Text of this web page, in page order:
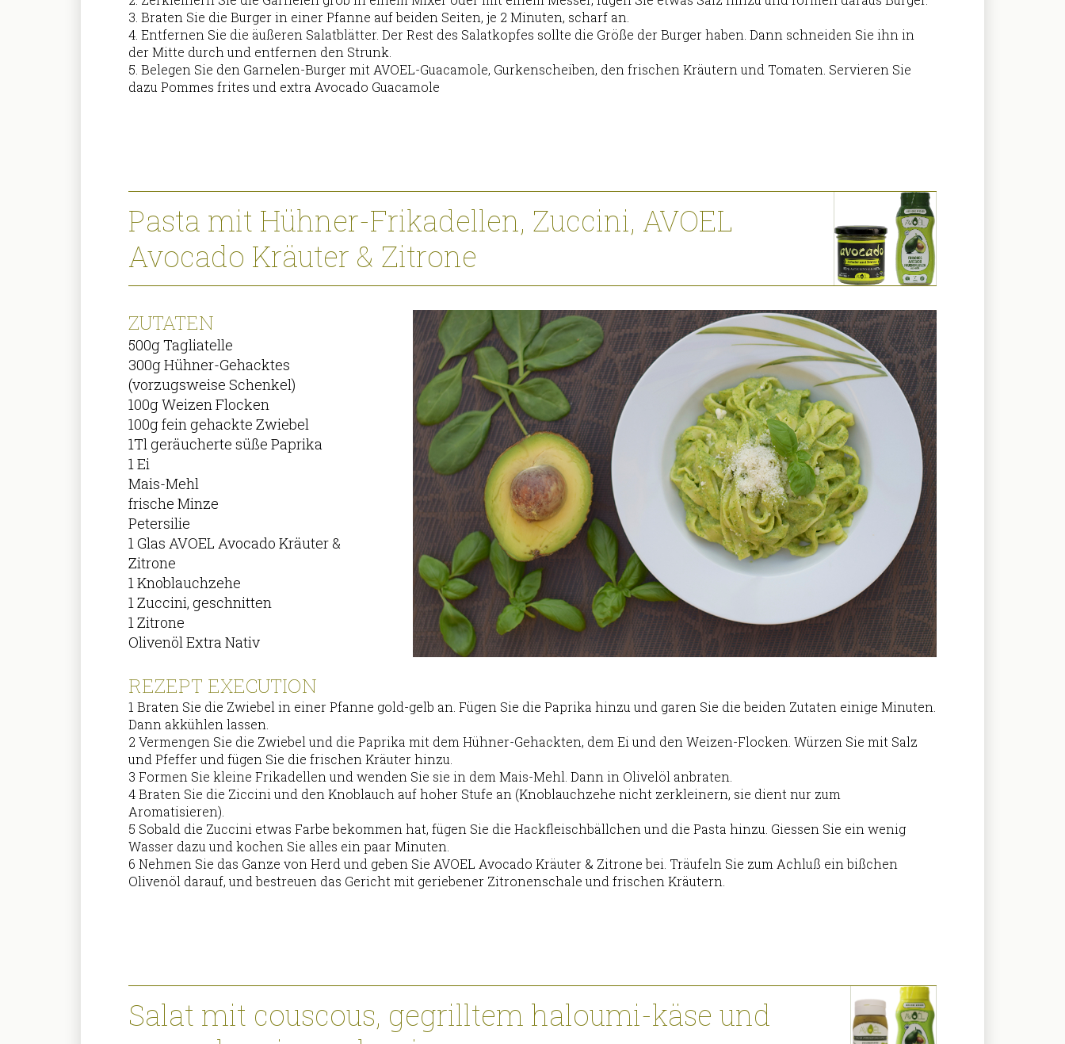
3. Braten Sie die Burger in einer Pfanne auf beiden Seiten, je 2 Minuten, scharf an.
4. Entfernen Sie die äußeren Salatblätter. Der Rest des Salatkopfes sollte die Größe der Burger haben. Dann schneiden Sie ihn in
der Mitte durch und entfernen den Strunk.
5. Belegen Sie den Garnelen-Burger mit AVOEL-Guacamole, Gurkenscheiben, den frischen Kräutern und Tomaten. Servieren Sie
dazu Pommes frites und extra Avocado Guacamole
Pasta mit Hühner-Frikadellen, Zuccini, AVOEL
Avocado Kräuter & Zitrone
ZUTATEN
500g Tagliatelle
300g Hühner-Gehacktes
(vorzugsweise Schenkel)
100g Weizen Flocken
100g fein gehackte Zwiebel
1Tl geräucherte süße Paprika
1 Ei
Mais-Mehl
frische Minze
Petersilie
1 Glas AVOEL Avocado Kräuter &
Zitrone
1 Knoblauchzehe
1 Zuccini, geschnitten
1 Zitrone
Olivenöl Extra Nativ
REZEPT EXECUTION
1 Braten Sie die Zwiebel in einer Pfanne gold-gelb an. Fügen Sie die Paprika hinzu und garen Sie die beiden Zutaten einige Minuten.
Dann akkühlen lassen.
2 Vermengen Sie die Zwiebel und die Paprika mit dem Hühner-Gehackten, dem Ei und den Weizen-Flocken. Würzen Sie mit Salz
und Pfeffer und fügen Sie die frischen Kräuter hinzu.
3 Formen Sie kleine Frikadellen und wenden Sie sie in dem Mais-Mehl. Dann in Olivelöl anbraten.
4 Braten Sie die Ziccini und den Knoblauch auf hoher Stufe an (Knoblauchzehe nicht zerkleinern, sie dient nur zum
Aromatisieren).
5 Sobald die Zuccini etwas Farbe bekommen hat, fügen Sie die Hackfleischbällchen und die Pasta hinzu. Giessen Sie ein wenig
Wasser dazu und kochen Sie alles ein paar Minuten.
6 Nehmen Sie das Ganze von Herd und geben Sie AVOEL Avocado Kräuter & Zitrone bei. Träufeln Sie zum Achluß ein bißchen
Olivenöl darauf, und bestreuen das Gericht mit geriebener Zitronenschale und frischen Kräutern.
Salat mit couscous, gegrilltem haloumi-käse und